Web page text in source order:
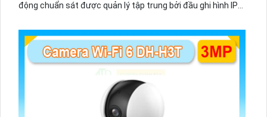
động chuẩn sát được quản lý tập trung bởi đầu ghi hình IP